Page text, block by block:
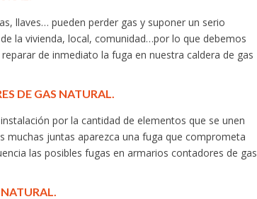
llaves… pueden perder gas y suponer un serio
la vivienda, local, comunidad…por lo que debemos
de inmediato la fuga en nuestra caldera de gas
DE GAS NATURAL.
por la cantidad de elementos que se unen
muchas juntas aparezca una fuga que comprometa
las posibles fugas en armarios contadores de gas
NATURAL.